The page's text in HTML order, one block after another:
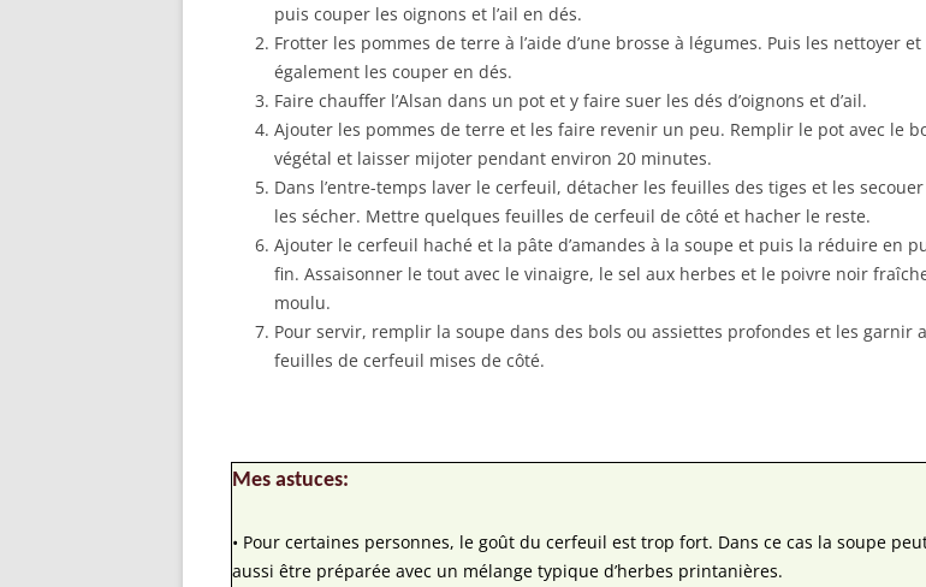
puis couper les oignons et l’ail en dés.
Frotter les pommes de terre à l’aide d’une brosse à légumes. Puis les nettoyer et
également les couper en dés.
Faire chauffer l’Alsan dans un pot et y faire suer les dés d’oignons et d’ail.
Ajouter les pommes de terre et les faire revenir un peu. Remplir le pot avec le
végétal et laisser mijoter pendant environ 20 minutes.
Dans l’entre-temps laver le cerfeuil, détacher les feuilles des tiges et les
les sécher. Mettre quelques feuilles de cerfeuil de côté et hacher le reste.
Ajouter le cerfeuil haché et la pâte d’amandes à la soupe et puis la réduire en
fin. Assaisonner le tout avec le vinaigre, le sel aux herbes et le poivre noir
moulu.
Pour servir, remplir la soupe dans des bols ou assiettes profondes et les garnir
feuilles de cerfeuil mises de côté.
Mes astuces:
• Pour certaines personnes, le goût du cerfeuil est trop fort. Dans ce cas la soupe
aussi être préparée avec un mélange typique d’herbes printanières.